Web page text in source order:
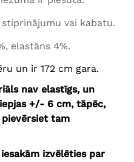
vai kabatu.
elastāns 4%.
un ir 172 cm gara.
nav elastīgs, un
+/- 6 cm, tāpēc,
tam
izvēlēties par